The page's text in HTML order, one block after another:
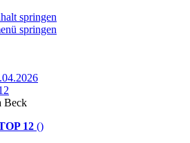
springen
springen
Beck
12 ()